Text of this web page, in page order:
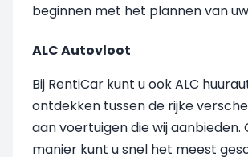
beginnen met het plannen van
ALC Autovloot
Bij RentiCar kunt u ook ALC
ontdekken tussen de rijke
aan voertuigen die wij aanbieden.
manier kunt u snel het meest